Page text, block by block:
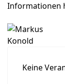
Informationen
Keine